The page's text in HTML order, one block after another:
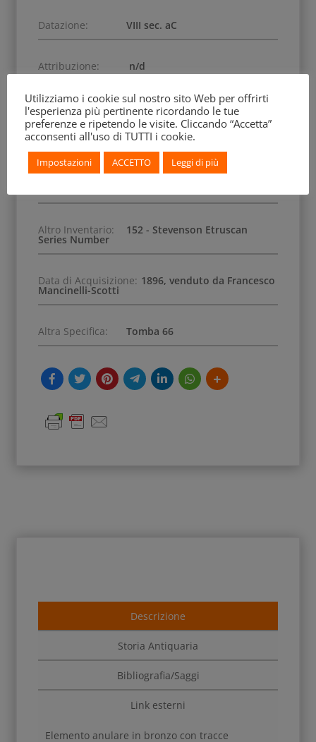
Datazione: VIII sec. aC
Attribuzione: n/d
Iscrizione: n/d
Altro Inventario: 152 - Stevenson Etruscan
Series Number
Data di Acquisizione: 1896, venduto da Francesco
Mancinelli-Scotti
Altra Specifica: Tomba 66
Descrizione
Storia Antiquaria
Bibliografia/Saggi
Link esterni
Elemento anulare in bronzo con tracce
Utilizziamo i cookie sul nostro sito Web per offrirti
l'esperienza più pertinente ricordando le tue
preferenze e ripetendo le visite. Cliccando “Accetta”
acconsenti all'uso di TUTTI i cookie.
Impostazioni ACCETTO Leggi di più